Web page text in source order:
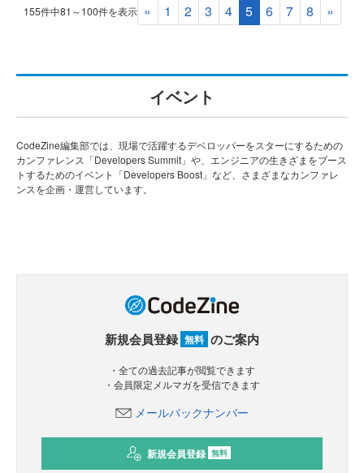
155件中81～100件を表示 « 1 2 3 4 5 6 7 8 »
イベント
CodeZine編集部では、現場で活躍するデベロッパーをスターにするための
カンファレンス「Developers Summit」や、エンジニアの生きざまをブース
トするためのイベント「Developers Boost」など、さまざまなカンファレ
ンスを企画・運営しています。
新規会員登録 無料 のご案内
・全ての過去記事が閲覧できます
・会員限定メルマガを受信できます
メールバックナンバー
新規会員登録 無料